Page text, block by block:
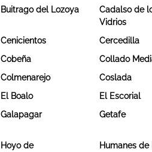
Buitrago del Lozoya
Cadalso de
Vidrios
Cenicientos Cercedilla
Cobeña Collado
Colmenarejo Coslada
El Boalo El Escorial
Galapagar Getafe
Hoyo de
Humanes de